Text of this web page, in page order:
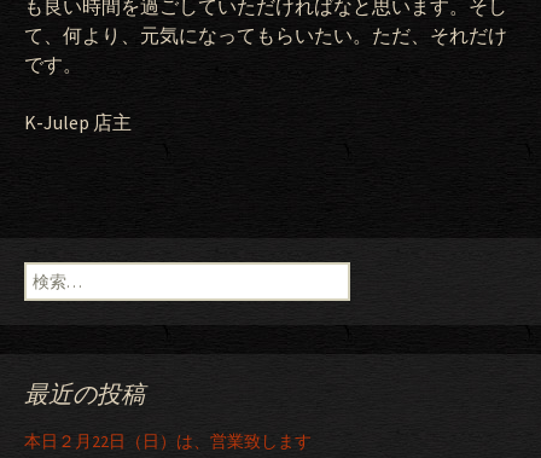
も良い時間を過ごしていただければなと思います。そし
て、何より、元気になってもらいたい。ただ、それだけ
です。
K-Julep 店主
検索:
最近の投稿
本日２月22日（日）は、営業致します